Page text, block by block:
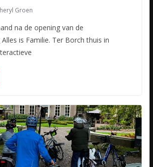
Groen
na de opening van de
is Familie. Ter Borch thuis in